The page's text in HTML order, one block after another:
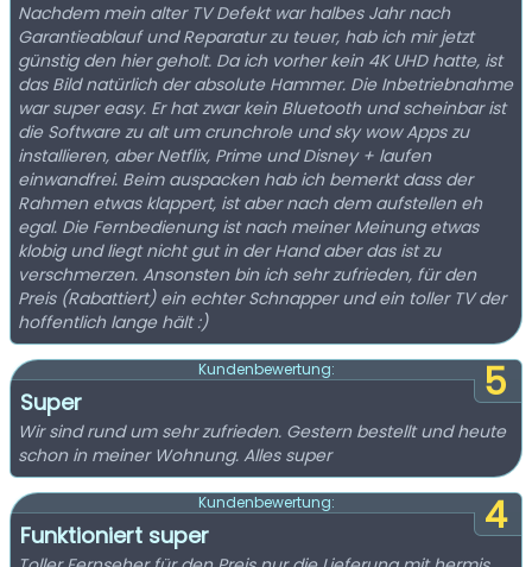
Nachdem mein alter TV Defekt war halbes Jahr nach
Garantieablauf und Reparatur zu teuer, hab ich mir jetzt
günstig den hier geholt. Da ich vorher kein 4K UHD hatte, ist
das Bild natürlich der absolute Hammer. Die Inbetriebnahme
war super easy. Er hat zwar kein Bluetooth und scheinbar ist
die Software zu alt um crunchrole und sky wow Apps zu
installieren, aber Netflix, Prime und Disney + laufen
einwandfrei. Beim auspacken hab ich bemerkt dass der
Rahmen etwas klappert, ist aber nach dem aufstellen eh
egal. Die Fernbedienung ist nach meiner Meinung etwas
klobig und liegt nicht gut in der Hand aber das ist zu
verschmerzen. Ansonsten bin ich sehr zufrieden, für den
Preis (Rabattiert) ein echter Schnapper und ein toller TV der
hoffentlich lange hält :)
5
Kundenbewertung:
Super
Wir sind rund um sehr zufrieden. Gestern bestellt und heute
schon in meiner Wohnung. Alles super
4
Kundenbewertung:
Funktioniert super